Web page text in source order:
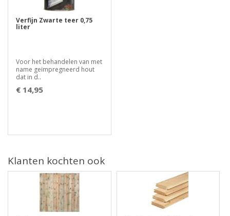
Verfijn Zwarte teer 0,75
liter
Voor het behandelen van met
name geïmpregneerd hout
dat in d..
€ 14,95
Klanten kochten ook